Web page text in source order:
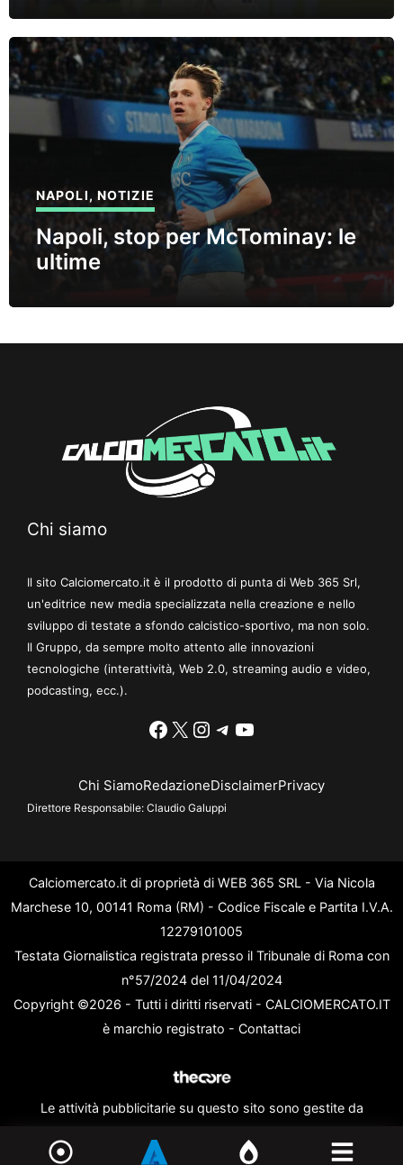
NAPOLI, NOTIZIE
Napoli, stop per McTominay: le
ultime
Chi siamo
Il sito Calciomercato.it è il prodotto di punta di Web 365 Srl,
un'editrice new media specializzata nella creazione e nello
sviluppo di testate a sfondo calcistico-sportivo, ma non solo.
Il Gruppo, da sempre molto attento alle innovazioni
tecnologiche (interattività, Web 2.0, streaming audio e video,
podcasting, ecc.).
Facebook
X Instagram
Telegram
YouTube
Chi SiamoRedazioneDisclaimerPrivacy
Direttore Responsabile: Claudio Galuppi
Calciomercato.it di proprietà di WEB 365 SRL - Via Nicola
Marchese 10, 00141 Roma (RM) - Codice Fiscale e Partita I.V.A.
12279101005
Testata Giornalistica registrata presso il Tribunale di Roma con
n°57/2024 del 11/04/2024
Copyright ©2026 - Tutti i diritti riservati - CALCIOMERCATO.IT
è marchio registrato - Contattaci
Le attività pubblicitarie su questo sito sono gestite da